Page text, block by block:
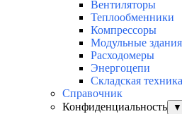
Вентиляторы
Теплообменники
Компрессоры
Модульные здания
Расходомеры
Энергоцепи
Складская техника
Справочник
Конфиденциальность
▼